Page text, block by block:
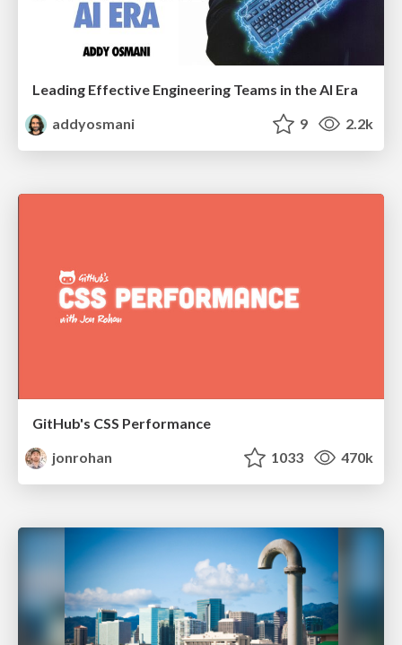
Leading Effective Engineering Teams in the AI Era
addyosmani
9 2.2k
GitHub's CSS Performance
jonrohan
1033 470k